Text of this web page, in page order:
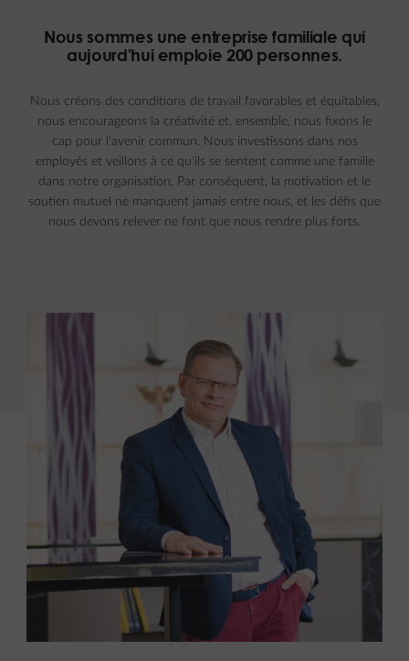
Nous sommes une entreprise familiale qui
aujourd'hui emploie 200 personnes.
Nous créons des conditions de travail favorables et équitables,
nous encourageons la créativité et, ensemble, nous fixons le
cap pour l'avenir commun. Nous investissons dans nos
employés et veillons à ce qu'ils se sentent comme une famille
dans notre organisation. Par conséquent, la motivation et le
soutien mutuel ne manquent jamais entre nous, et les défis que
nous devons relever ne font que nous rendre plus forts.